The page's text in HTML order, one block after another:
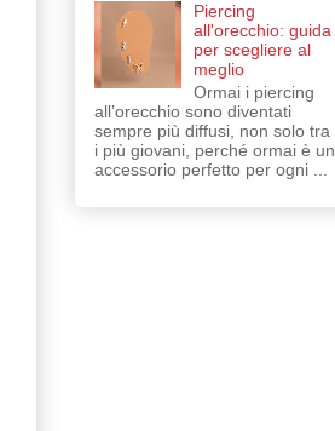
Piercing
all'orecchio: guida
per scegliere al
meglio
Ormai i piercing
all’orecchio sono diventati
sempre più diffusi, non solo tra
i più giovani, perché ormai è un
accessorio perfetto per ogni ...